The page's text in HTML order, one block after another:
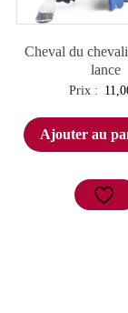
Cheval du
lance
Prix :
Ajouter au